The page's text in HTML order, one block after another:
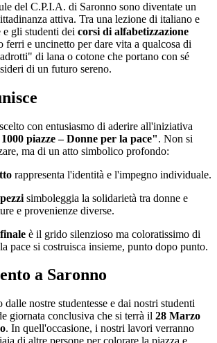
del C.P.I.A. di Saronno sono diventate un
attiva. Tra una lezione di italiano e
e gli studenti dei corsi di alfabetizzazione
ferri e uncinetto per dare vita a qualcosa di
di lana o cotone che portano con sé
di un futuro sereno.
con entusiasmo di aderire all'iniziativa
piazze – Donne per la pace". Non si
ma di un atto simbolico profondo:
rappresenta l'identità e l'impegno individuale.
simboleggia la solidarietà tra donne e
e provenienze diverse.
è il grido silenzioso ma coloratissimo di
pace si costruisca insieme, punto dopo punto.
a Saronno
nostre studentesse e dai nostri studenti
giornata conclusiva che si terrà il 28 Marzo
. In quell'occasione, i nostri lavori verranno
di altre persone per colorare la piazza e